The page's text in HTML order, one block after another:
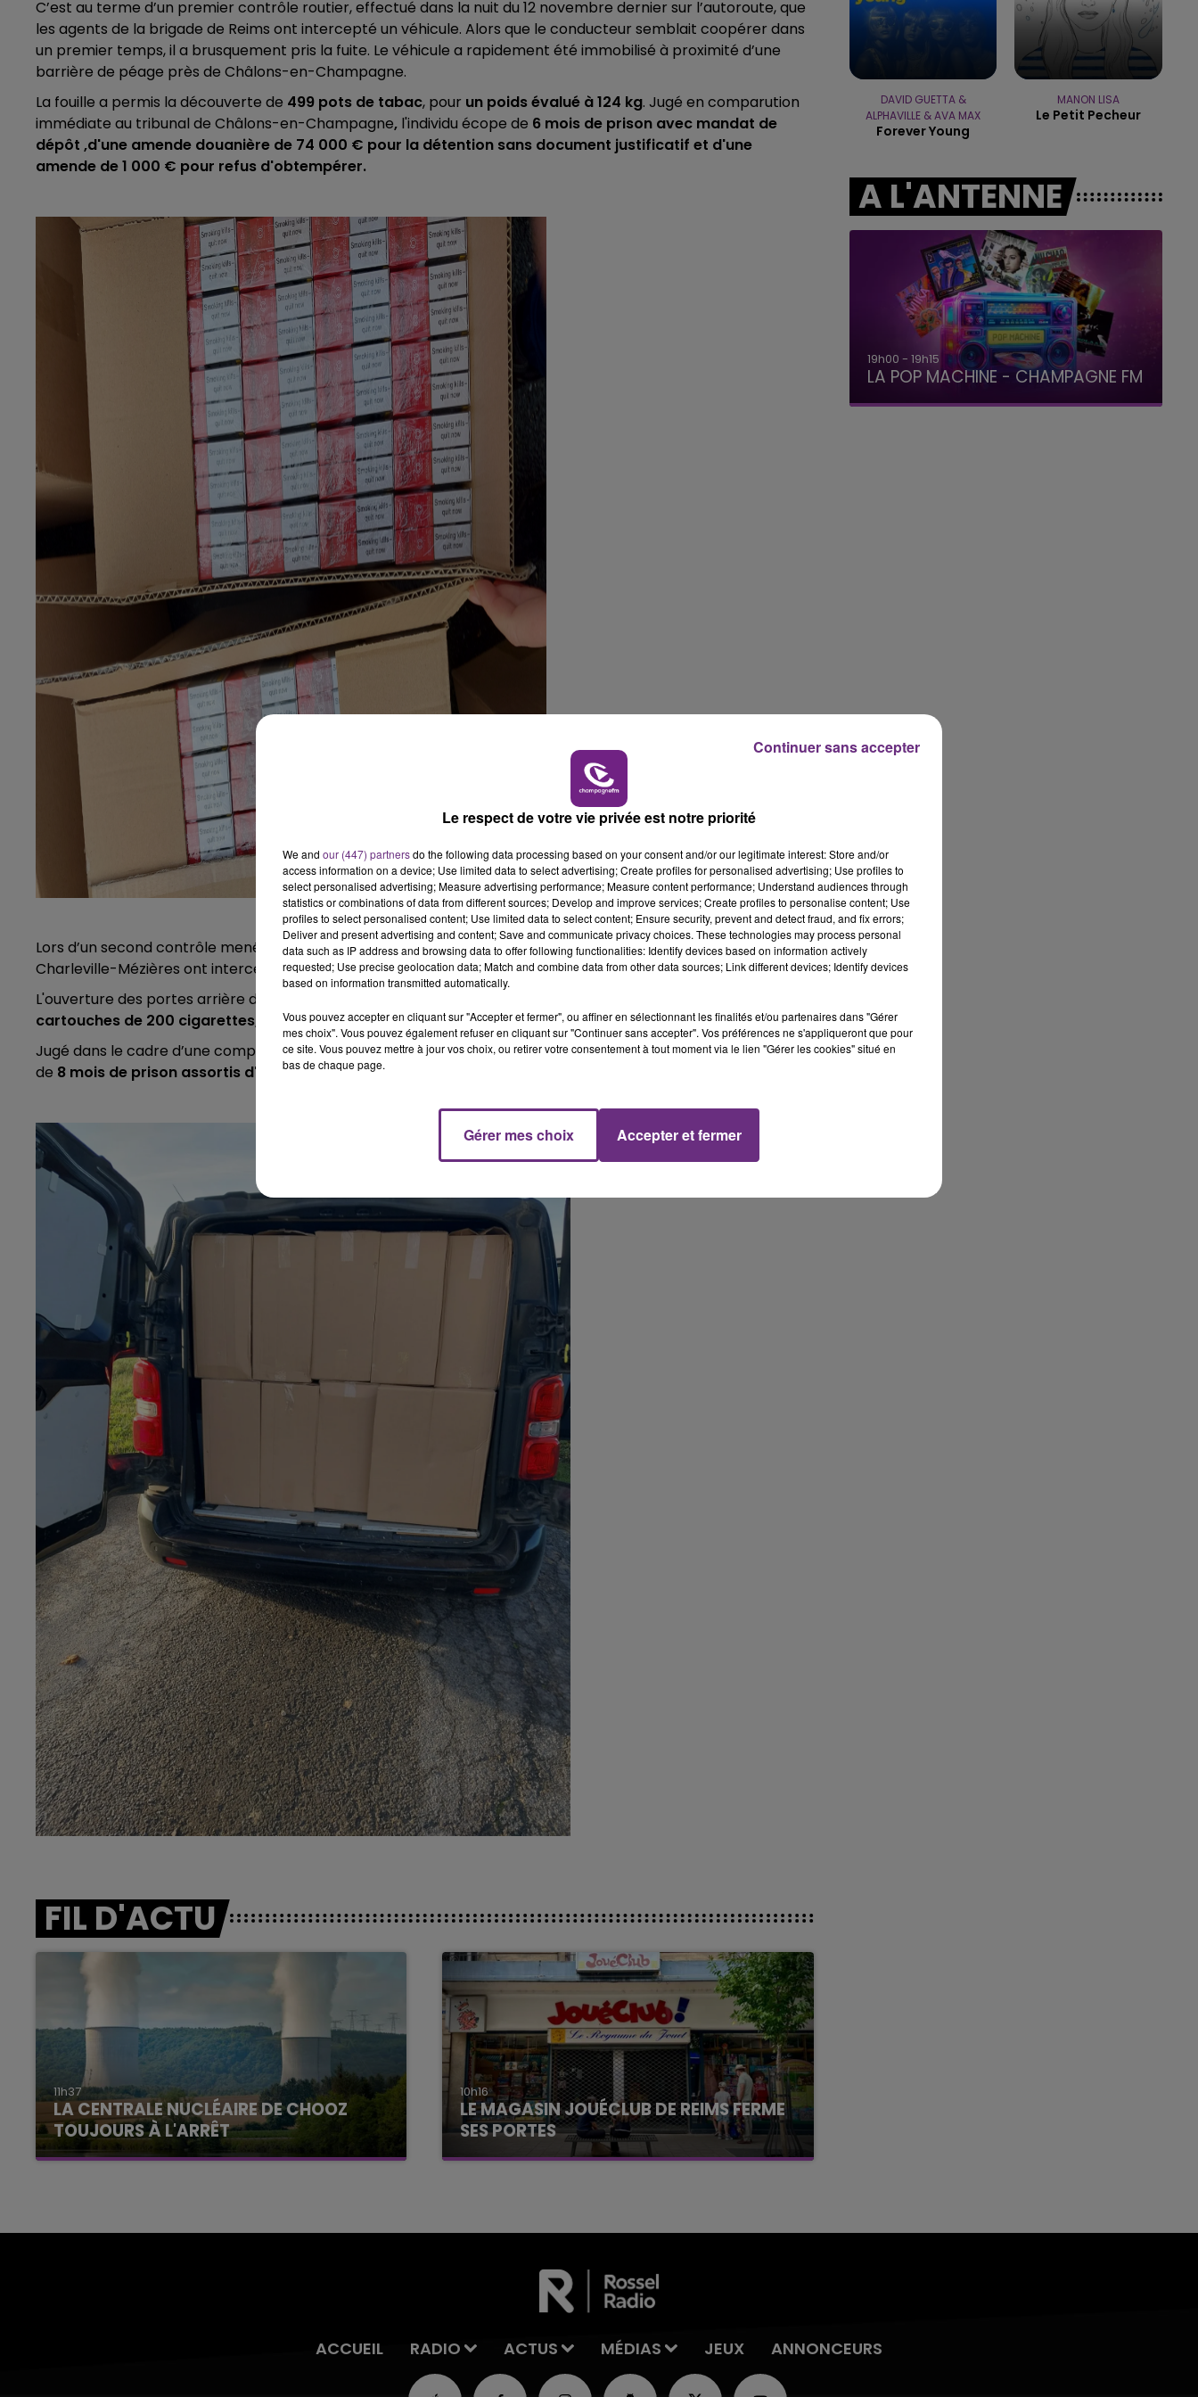
14h00 - 15h00
LA RADIO POP
15h00 - 19h00
LE CLUB CHAMPAGNE FM
19h00 - 19h15
LA POP MACHINE - CHAMPAGNE FM
C’est au terme d’un premier contrôle routier, effectué dans la nuit du 12 novembre dernier sur l’autoroute, que
les agents de la brigade de Reims ont intercepté un véhicule. Alors que le conducteur semblait coopérer dans
un premier temps, il a brusquement pris la fuite. Le véhicule a rapidement été immobilisé à proximité d’une
barrière de péage près de Châlons-en-Champagne.
La fouille a permis la découverte de 499 pots de tabac, pour un poids évalué à 124 kg. Jugé en comparution
immédiate au tribunal de Châlons-en-Champagne, l'individu écope de 6 mois de prison avec mandat de
dépôt ,d'une amende douanière de 74 000 € pour la détention sans document justificatif et d'une
amende de 1 000 € pour refus d'obtempérer.
Lors d’un second contrôle mené le 12 novembre au matin dans les Ardennes, les agents de la brigade de
Charleville-Mézières ont intercepté un utilitaire qui attira rapidement leur attention.
L'ouverture des portes arrière du véhicule révélera la présence de
cartouches de 200 cigarettes, soit 450 kg de tabac.
Jugé dans le cadre d’une comparution sur une reconnaissance préalable de culpabilité, le conducteur écope
de 8 mois de prison assortis d'un sursis probatoire de 2 ans et d’une amende douanière de 50 000 euros.
FIL D'ACTU
11h37
LA CENTRALE NUCLÉAIRE DE CHOOZ
TOUJOURS À L'ARRÊT
Cela fait déjà une semaine que la centrale
10h16
LE MAGASIN JOUÉCLUB DE REIMS FERME
SES PORTES
C'était l'une des institutions du centre-ville
DAVID GUETTA &
ALPHAVILLE & AVA MAX
Forever Young
MANON LISA
Le Petit Pecheur
A L'ANTENNE
15h00 - 19h00
Le Club Champagne FM LA POP MACHINE - CHAMPAGNE FM
19h15 - 20h00
LA RADIO POP
ACCUEIL RADIO ACTUS MÉDIAS JEUX ANNONCEURS
Le respect de votre vie privée est notre priorité
We and our (447) partnersdo the following data processing based on your consent and/or our legitimate interest: Store and/or
access information on a device; Use limited data to select advertising; Create profiles for personalised advertising; Use profiles to
select personalised advertising; Measure advertising performance; Measure content performance; Understand audiences through
statistics or combinations of data from different sources; Develop and improve services; Create profiles to personalise content; Use
profiles to select personalised content; Use limited data to select content; Ensure security, prevent and detect fraud, and fix errors;
Deliver and present advertising and content; Save and communicate privacy choices. These technologies may process personal
data such as IP address and browsing data to offer following functionalities: Identify devices based on information actively
requested; Use precise geolocation data; Match and combine data from other data sources; Link different devices; Identify devices
based on information transmitted automatically.
Vous pouvez accepter en cliquant sur "Accepter et fermer", ou affiner en sélectionnant les finalités et/ou partenaires dans "Gérer
mes choix". Vous pouvez également refuser en cliquant sur "Continuer sans accepter". Vos préférences ne s'appliqueront que pour
ce site. Vous pouvez mettre à jour vos choix, ou retirer votre consentement à tout moment via le lien "Gérer les cookies" situé en
bas de chaque page.
Gérer mes choix Accepter et fermer
Continuer sans accepter